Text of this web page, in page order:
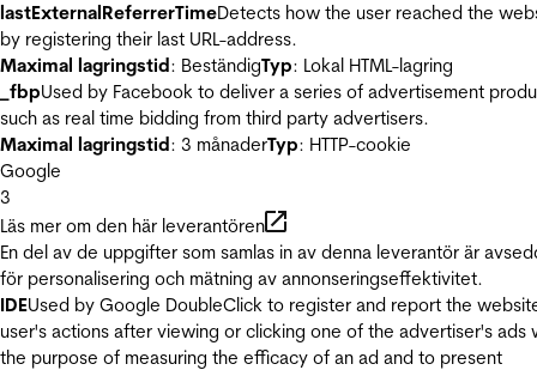
lastExternalReferrerTimeDetects how the user reached the
by registering their last URL-address.
Maximal lagringstid: BeständigTyp: Lokal HTML-lagring
_fbpUsed by Facebook to deliver a series of advertisement
such as real time bidding from third party advertisers.
Maximal lagringstid: 3 månaderTyp: HTTP-cookie
Google
3
Läs mer om den här leverantören
En del av de uppgifter som samlas in av denna leverantör är
för personalisering och mätning av annonseringseffektivitet.
IDEUsed by Google DoubleClick to register and report the
user's actions after viewing or clicking one of the advertiser's ads
the purpose of measuring the efficacy of an ad and to present